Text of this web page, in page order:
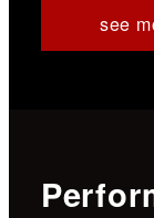
see